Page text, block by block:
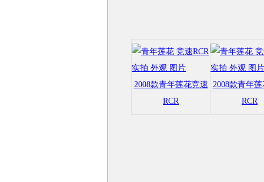
2008款青年莲花竞速
RCR
2008款青年
RCR